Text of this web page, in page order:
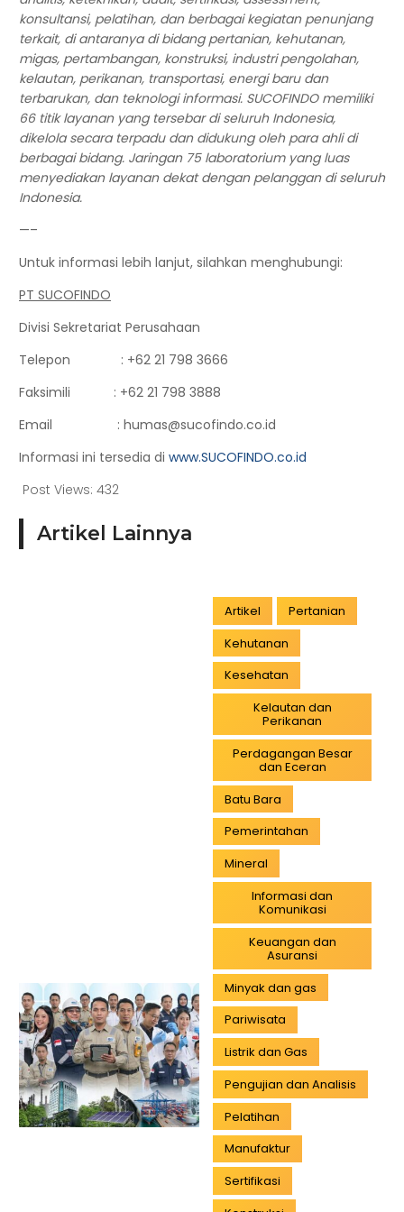
konsultansi, pelatihan, dan berbagai kegiatan penunjang
terkait, di antaranya di bidang pertanian, kehutanan,
migas, pertambangan, konstruksi, industri pengolahan,
kelautan, perikanan, transportasi, energi baru dan
terbarukan, dan teknologi informasi. SUCOFINDO memiliki
66titik layanan yang tersebar di seluruh Indonesia,
dikelola secara terpadu dan didukung oleh para ahli di
berbagai bidang. Jaringan 75laboratorium yang luas
menyediakan layanan dekat dengan pelanggan di seluruh
Indonesia.
—–
Untuk informasi lebih lanjut, silahkan menghubungi:
PT SUCOFINDO
Divisi Sekretariat Perusahaan
Telepon : +62 21 798 3666
Faksimili : +62 21 798 3888
Email : humas@sucofindo.co.id
Informasi ini tersedia di www.SUCOFINDO.co.id
Post Views: 432
Artikel Lainnya
Artikel
Pertanian
Kehutanan
Kesehatan
Kelautan dan
Perikanan
Perdagangan Besar
dan Eceran
Batu Bara
Pemerintahan
Mineral
Informasi dan
Komunikasi
Keuangan dan
Asuransi
Minyak dan gas
Pariwisata
Listrik dan Gas
Pengujian dan Analisis
Pelatihan
Manufaktur
Sertifikasi